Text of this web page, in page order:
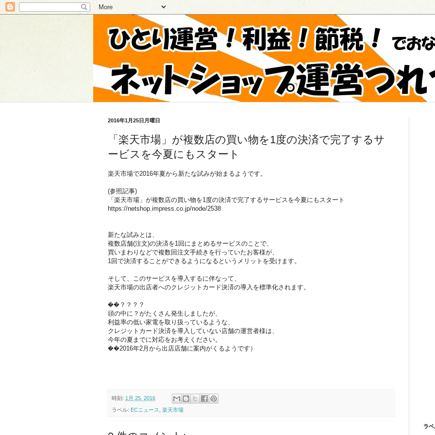
2016年1月25日月曜日
「楽天市場」が複数店の買い物を1度の決済で完了するサ
ービスを今夏にもスタート
楽天市場で2016年夏から新たな試みが始まるようです。
(参照記事)
「楽天市場」が複数店の買い物を1度の決済で完了するサービスを今夏にもスタート
https://netshop.impress.co.jp/node/2538
新たな試みとは、
複数店舗(注文)の決済を1回にまとめるサービスのことで、
買いまわりなどで複数回注文手続きを行っていたお客様が、
1回で決済することができるようになるというメリットを受けます。
そして、このサービスを導入するに伴なって、
楽天市場の出店者へのクレジットカード決済の導入を標準化されます。
��？？？？
頭の中に？がたくさん発生しましたが、
利益率の低い家電を取り扱っているような、
クレジットカード決済を導入していない店舗の運営者様は、
今年の夏までに対応をお考えください。
��2016年2月から出店店舗に案内がくるようです）
時刻: 1月 25, 2016
ラベル: ECニュース 楽天市場
ラベ